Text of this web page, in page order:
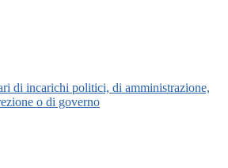
di incarichi politici, di amministrazione,
o di governo